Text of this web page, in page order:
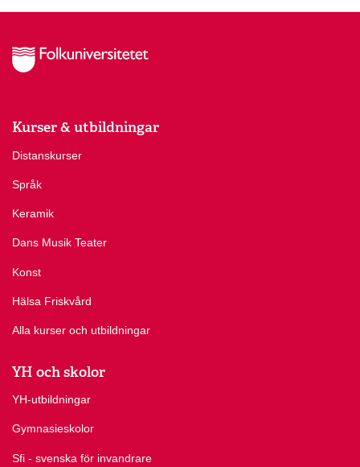
Kurser & utbildningar
Distanskurser
Språk
Keramik
Dans Musik Teater
Konst
Hälsa Friskvård
Alla kurser och utbildningar
YH och skolor
YH-utbildningar
Gymnasieskolor
Sfi - svenska för invandrare